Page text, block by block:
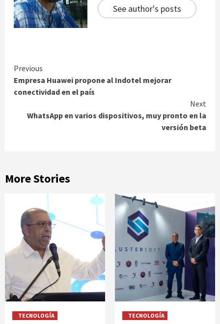
See author's posts
Continue
Reading
Previous
Empresa Huawei propone al Indotel mejorar
conectividad en el país
Next
WhatsApp en varios dispositivos, muy pronto en la
versión beta
More Stories
TECNOLOGÍA TECNOLOGÍA